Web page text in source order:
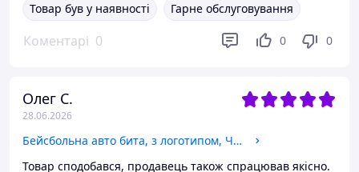
Товар був у наявності
Гарне обслуговування
Коментарі 0 0 0
Олег С.
28.06.2026
Бейсбольна авто бита, з логотипом, Чорна
Товар сподобався, продавець також спрацював якісно.